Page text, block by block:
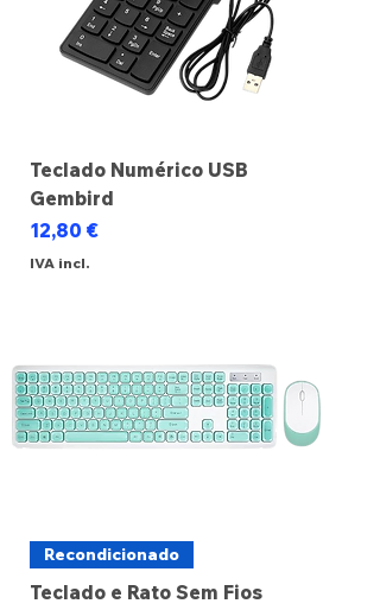
Teclado Numérico USB
Gembird
Preço
12,80 €
IVA incl.
Recondicionado
Teclado e Rato Sem Fios